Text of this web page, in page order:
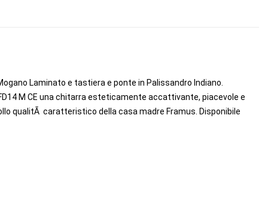
Laminato e tastiera e ponte in Palissandro Indiano.
M CE una chitarra esteticamente accattivante, piacevole e
qualitÃ caratteristico della casa madre Framus. Disponibile